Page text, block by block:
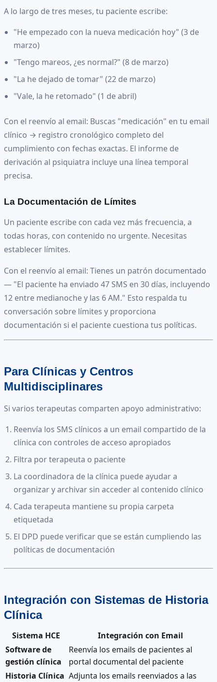
A lo largo de tres meses, tu paciente escribe:
"He empezado con la nueva medicación hoy" (3 de
marzo)
"Tengo mareos, ¿es normal?" (8 de marzo)
"La he dejado de tomar" (22 de marzo)
"Vale, la he retomado" (1 de abril)
Con el reenvío al email: Buscas "medicación" en tu email
clínico → registro cronológico completo del
cumplimiento con fechas exactas. El informe de
derivación al psiquiatra incluye una línea temporal
precisa.
La Documentación de Límites
Un paciente escribe con cada vez más frecuencia, a
todas horas, con contenido no urgente. Necesitas
establecer límites.
Con el reenvío al email: Tienes un patrón documentado
— "El paciente ha enviado 47 SMS en 30 días, incluyendo
12 entre medianoche y las 6 AM." Esto respalda tu
conversación sobre límites y proporciona
documentación si el paciente cuestiona tus políticas.
Para Clínicas y Centros
Multidisciplinares
Si varios terapeutas comparten apoyo administrativo:
Reenvía los SMS clínicos a un email compartido de la
clínica con controles de acceso apropiados
Filtra por terapeuta o paciente
La coordinadora de la clínica puede ayudar a
organizar y archivar sin acceder al contenido clínico
Cada terapeuta mantiene su propia carpeta
etiquetada
El DPD puede verificar que se están cumpliendo las
políticas de documentación
Integración con Sistemas de Historia
Clínica
Sistema HCE
Integración con Email
Software de
gestión clínica
Reenvía los emails de pacientes al
portal documental del paciente
Historia Clínica Adjunta los emails reenviados a las